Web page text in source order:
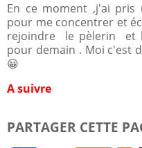
En ce moment ,j'ai
pour me concentrer et
rejoindre le pèlerin et
pour demain . Moi c'est
😀
A suivre
PARTAGER CETTE